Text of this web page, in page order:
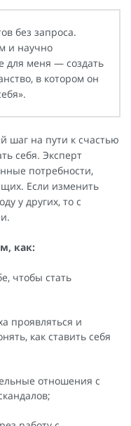
без запроса.
и научно
для меня — создать
в котором он
шаг на пути к счастью
себя. Эксперт
потребности,
Если изменить
у других, то с
как:
чтобы стать
проявляться и
как ставить себя
отношения с